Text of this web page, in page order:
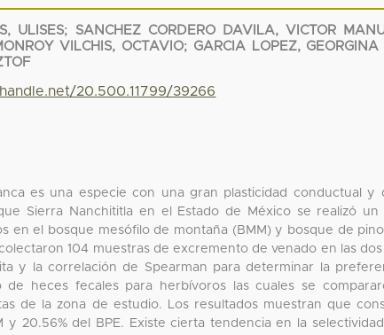
ULISES; SANCHEZ CORDERO DAVILA, VICTOR
VILCHIS, OCTAVIO; GARCIA LOPEZ, GEORGINA
20.500.11799/39266
es una especie con una gran plasticidad conductual y
Sierra Nanchititla en el Estado de México se realizó
en el bosque mesófilo de montaña (BMM) y bosque de
104 muestras de excremento de venado en las
y la correlación de Spearman para determinar la
de heces fecales para herbívoros las cuales se
de la zona de estudio. Los resultados muestran que
y 20.56% del BPE. Existe cierta tendencia en la